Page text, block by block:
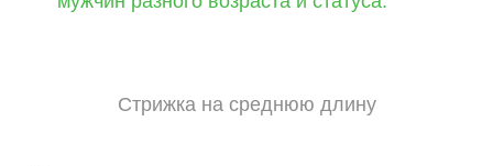
Стрижка на среднюю длину